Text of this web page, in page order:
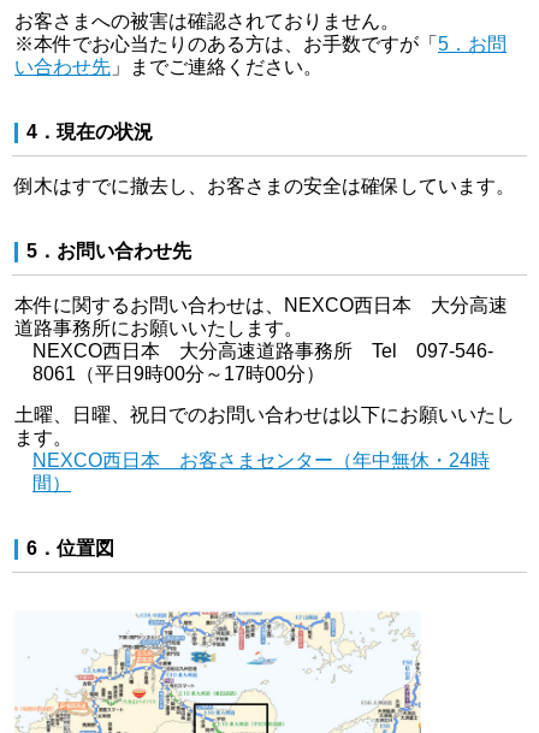
お客さまへの被害は確認されておりません。
※本件でお心当たりのある方は、お手数ですが「 5．お問
い合わせ先 」までご連絡ください。
4．現在の状況
倒木はすでに撤去し、お客さまの安全は確保しています。
5．お問い合わせ先
本件に関するお問い合わせは、NEXCO西日本 大分高速
道路事務所にお願いいたします。
NEXCO西日本 大分高速道路事務所 Tel 097-546-
8061（平日9時00分～17時00分）
土曜、日曜、祝日でのお問い合わせは以下にお願いいたし
ます。
NEXCO西日本 お客さまセンター（年中無休・24時
間）
6．位置図